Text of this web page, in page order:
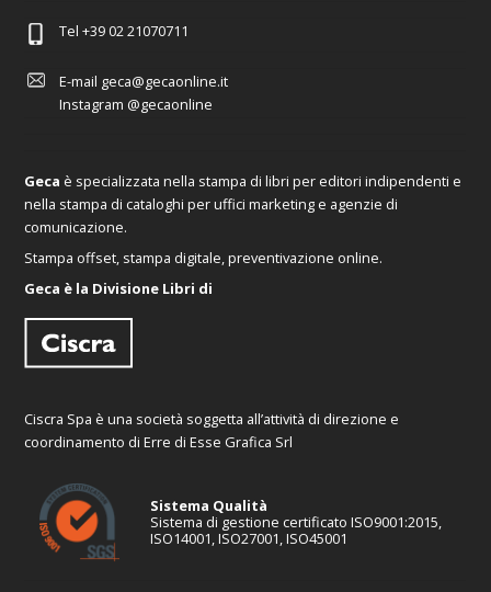
Tel +39 02 21070711
E-mail geca@gecaonline.it
Instagram @gecaonline
Geca è specializzata nella stampa di libri per editori indipendenti e
nella stampa di cataloghi per uffici marketing e agenzie di
comunicazione.
Stampa offset, stampa digitale, preventivazione online.
Geca è la Divisione Libri di
Ciscra Spa è una società soggetta all’attività di direzione e
coordinamento di Erre di Esse Grafica Srl
Sistema Qualità
Sistema di gestione certificato ISO9001:2015,
ISO14001, ISO27001, ISO45001